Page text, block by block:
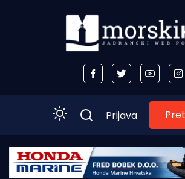
Početna
Prijava